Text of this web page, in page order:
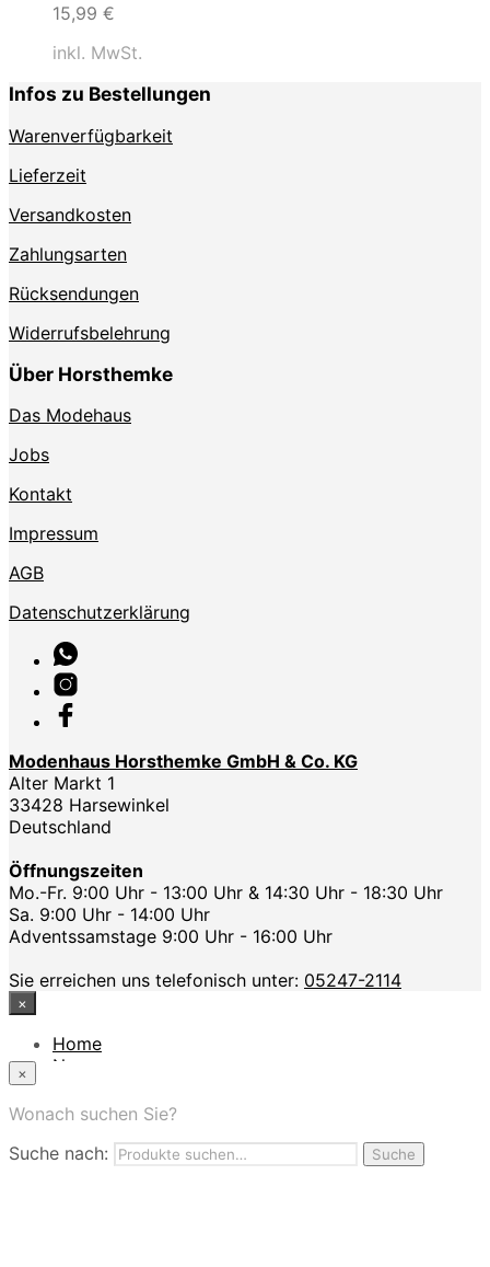
15,99 €
inkl. MwSt.
Infos zu Bestellungen
Warenverfügbarkeit
Lieferzeit
Versandkosten
Zahlungsarten
Rücksendungen
Widerrufsbelehrung
Über Horsthemke
Das Modehaus
Jobs
Kontakt
Impressum
AGB
Datenschutzerklärung
Modenhaus Horsthemke GmbH & Co. KG
Alter Markt 1
33428 Harsewinkel
Deutschland
Öffnungszeiten
Mo.-Fr. 9:00 Uhr - 13:00 Uhr & 14:30 Uhr - 18:30 Uhr
Sa. 9:00 Uhr - 14:00 Uhr
Adventssamstage 9:00 Uhr - 16:00 Uhr
Sie erreichen uns telefonisch unter: 05247-2114
×
Home
News
App
Nutzungbedingungen
×
Wonach suchen Sie?
Suche nach:
Suche